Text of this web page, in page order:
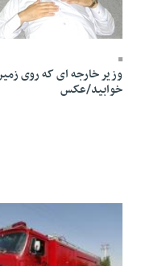
30 Tir 1391 - 20:43
وزیر خارجه ای که روی
خوابید/عکس